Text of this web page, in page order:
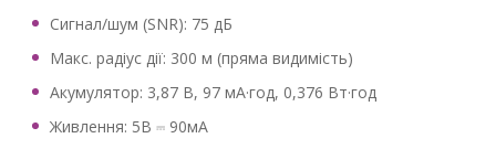
Сигнал/шум (SNR): 75 дБ
Макс. радіус дії: 300 м (пряма видимість)
Акумулятор: 3,87 В, 97 мА·год, 0,376 Вт·год
Живлення: 5В ⎓ 90мА